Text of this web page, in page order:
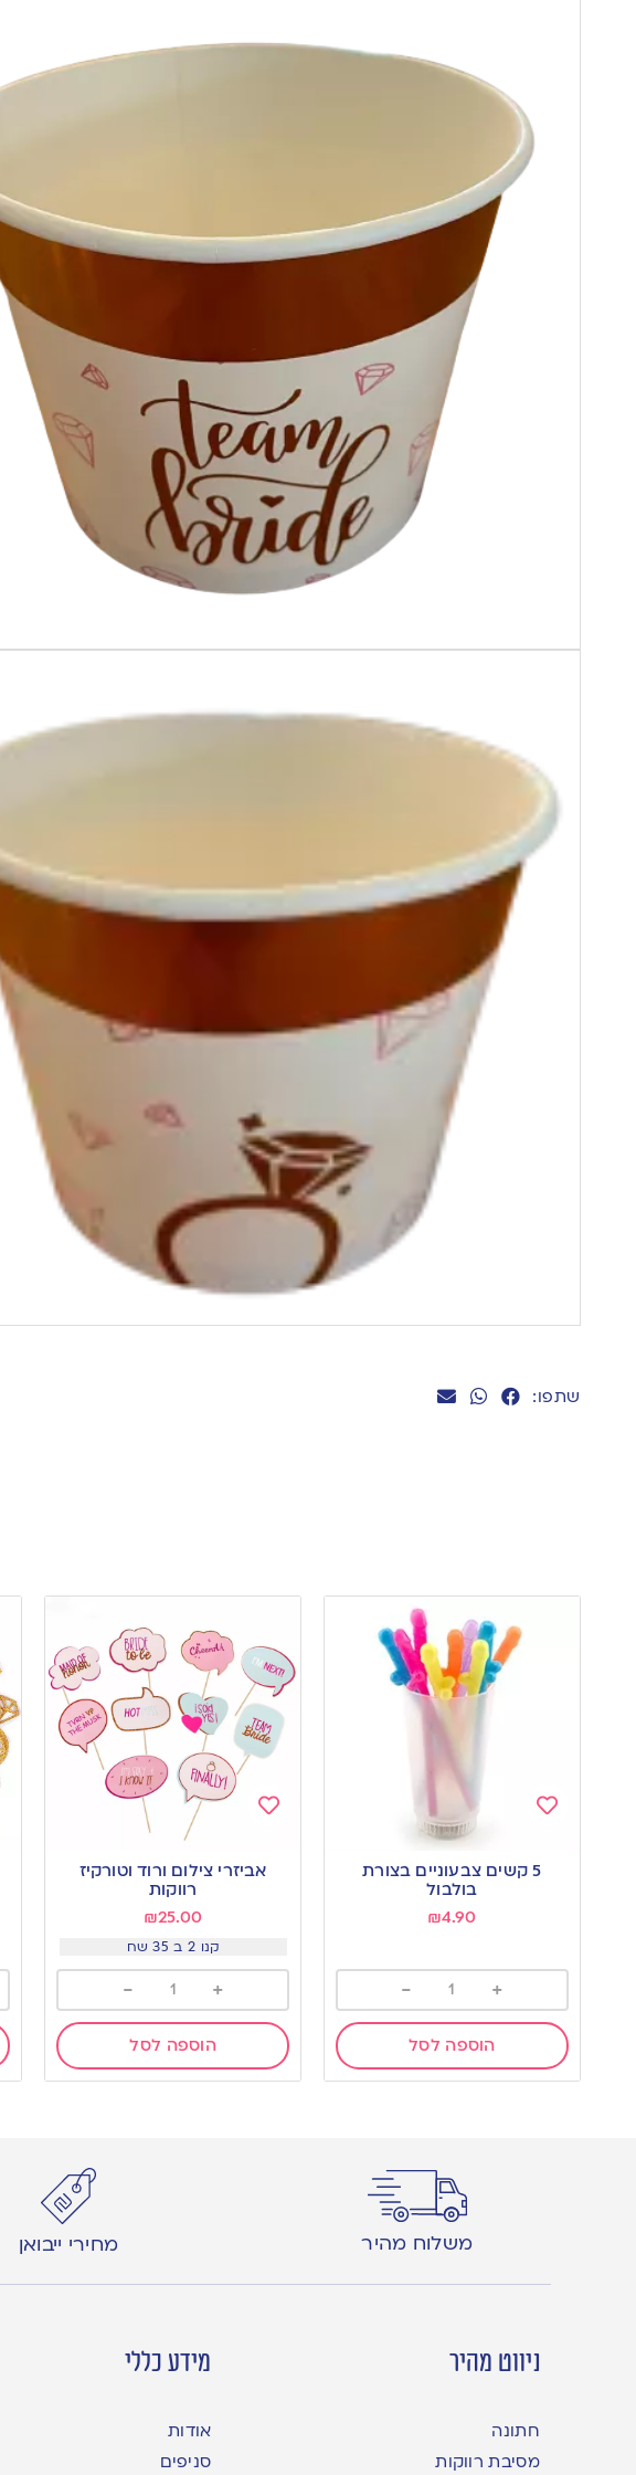
שתפו:
to
wishlist
5 קשים צבעוניים בצורת
בולבול
₪4.90
+
-
הוספה לסל
toאביזרי צילום ורוד וטורקיז
רווקות
₪25.00
קנו 2 ב 35 שח
+
-
הוספה לסל
משלוח מהיר מחירי ייבואן
ניווט מהיר
חתונה
מסיבת רווקות
מידע כללי
אודות
סניפים